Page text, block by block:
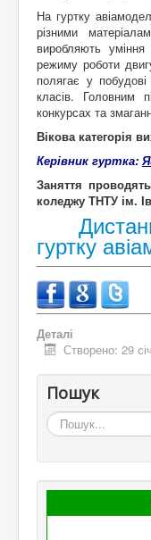
На гуртку
різними
виробляють
режиму роботи
полягає у
класів. Головним
конкурсах та
Вікова категорія
Керівник гуртка:
Заняття
коледжу ТНТУ ім.
гуртку
Деталі
Створено: 29
Пошук
Пошук...